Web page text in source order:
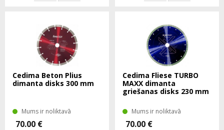
Cedima Beton Plius
dimanta disks 300 mm
Mums ir noliktavā
70.00 €
Cedima Fliese TURBO
MAXX dimanta
griešanas disks 230 mm
Mums ir noliktavā
70.00 €